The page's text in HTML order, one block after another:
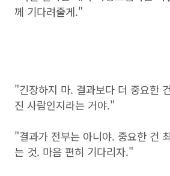
께 기다려줄게."
"긴장하지 마. 결과보다 더 중요한
진 사람인지라는 거야."
"결과가 전부는 아니야. 중요한 건
는 것. 마음 편히 기다리자."